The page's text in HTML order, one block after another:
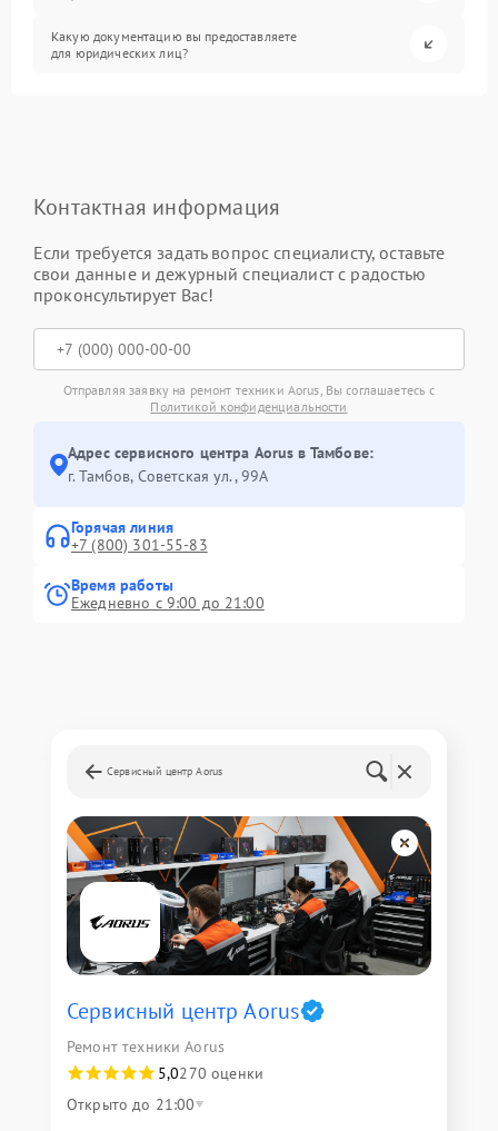
Какую документацию вы предоставляете
для юридических лиц?
Контактная информация
Если требуется задать вопрос специалисту, оставьте
свои данные и дежурный специалист с радостью
проконсультирует Вас!
Отправляя заявку на ремонт техники Aorus, Вы соглашаетесь с
Политикой конфиденциальности
Адрес сервисного центра Aorus в Тамбове:
г. Тамбов, Советская ул., 99А
Горячая линия
+7 (800) 301-55-83
Время работы
Ежедневно с 9:00 до 21:00
Сервисный центр Aorus
Сервисный центр Aorus
Ремонт техники Aorus
5,0270 оценки
Открыто до 21:00